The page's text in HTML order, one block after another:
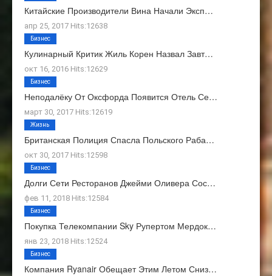
Китайские Производители Вина Начали Эксп…
апр 25, 2017 Hits:12638
Кулинарный Критик Жиль Корен Назвал Завт…
окт 16, 2016 Hits:12629
Бизнес
Неподалёку От Оксфорда Появится Отель Се…
март 30, 2017 Hits:12619
Бизнес
Британская Полиция Спасла Польского Раба…
окт 30, 2017 Hits:12598
Жизнь
Долги Сети Ресторанов Джейми Оливера Сос…
фев 11, 2018 Hits:12584
Бизнес
Покупка Телекомпании Sky Рупертом Мердок…
янв 23, 2018 Hits:12524
Бизнес
Компания Ryanair Обещает Этим Летом Сниз…
Бизнес